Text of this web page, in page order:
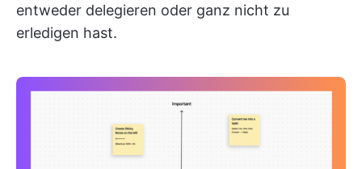
entweder delegieren oder ganz nicht zu
erledigen hast.